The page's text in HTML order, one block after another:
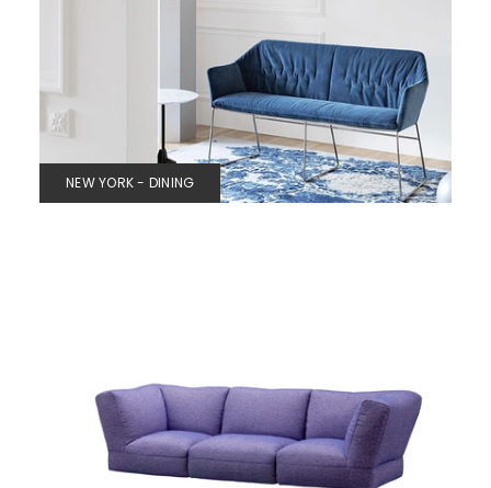
NEW YORK - DINING